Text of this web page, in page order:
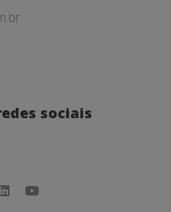
sociais